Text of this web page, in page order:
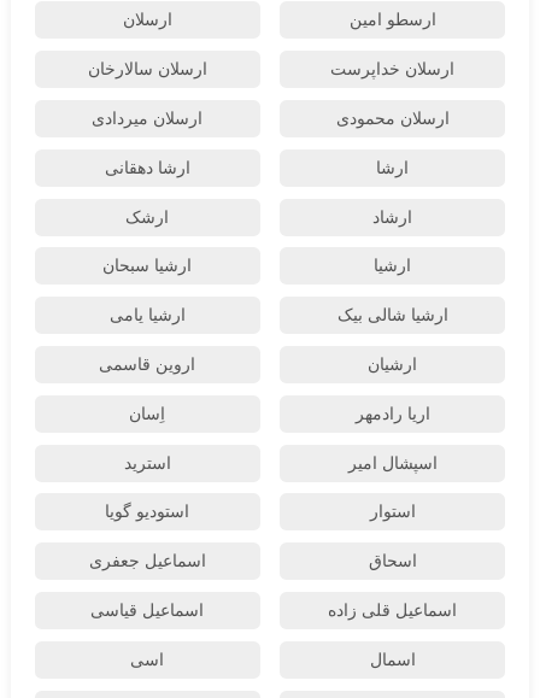
ارسطو امین ارسلان
ارسلان خداپرست ارسلان سالارخان
ارسلان محمودی ارسلان میردادی
ارشا ارشا دهقانی
ارشاد ارشک
ارشیا ارشیا سبحان
ارشیا شالی بیک ارشیا یامی
ارشیان اروین قاسمی
اریا رادمهر اِسان
اسپشال امیر استرید
استوار استودیو گویا
اسحاق اسماعیل جعفری
اسماعیل قلی زاده اسماعیل قیاسی
اسمال اسی